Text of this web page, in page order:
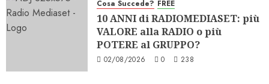
Cosa Succede? FREE
10 ANNI di RADIOMEDIASET: più
VALORE alla RADIO o più
POTERE al GRUPPO?
02/08/2026 0 238